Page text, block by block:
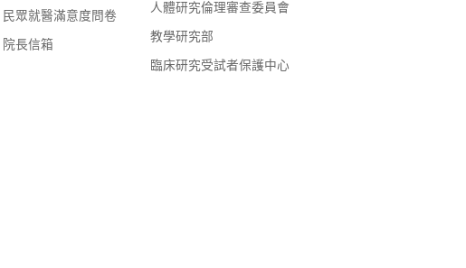
民眾就醫滿意度問卷
院長信箱
人體研究倫理審查委員會
教學研究部
臨床研究受試者保護中心